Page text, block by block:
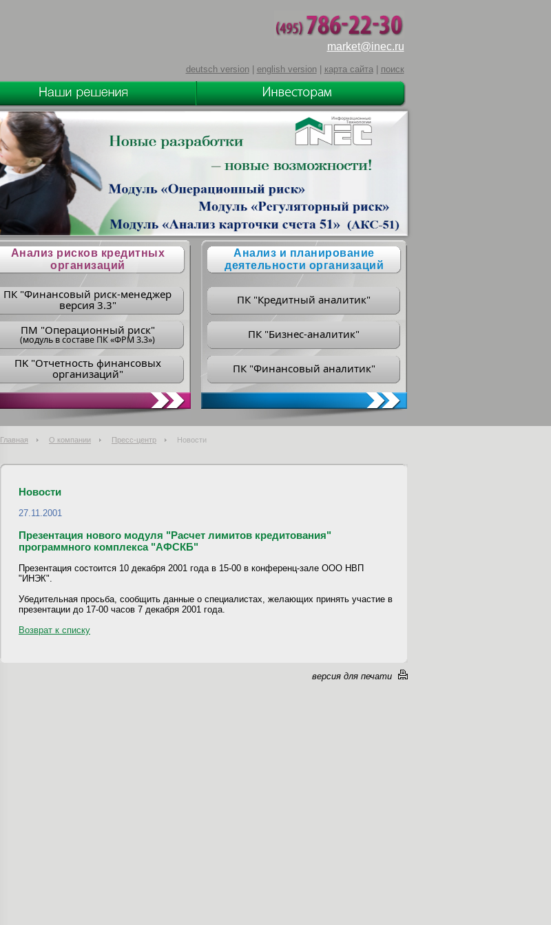
market@inec.ru
deutsch version| english version| карта сайта| поиск
Анализ рисков кредитных
организаций
ПК "Финансовый риск-менеджер
версия 3.3"
ПM "Операционный риск"
(модуль в составе ПК «ФРМ 3.3»)
ПK "Отчетность финансовых
организаций"
Анализ и планирование
деятельности организаций
ПК "Кредитный аналитик"
ПК "Бизнес-аналитик"
ПК "Финансовый аналитик"
Главная О компании Пресс-центр Новости
Новости
27.11.2001
Презентация нового модуля "Расчет лимитов кредитования"
программного комплекса "АФСКБ"
Презентация состоится 10 декабря 2001 года в 15-00 в конференц-зале ООО НВП
"ИНЭК".
Убедительная просьба, сообщить данные о специалистах, желающих принять участие в
презентации до 17-00 часов 7 декабря 2001 года.
Возврат к списку
версия для печати